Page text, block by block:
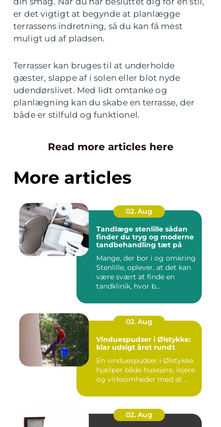
er det vigtigt at begynde at planlægge
terrassens indretning, så du kan få mest
muligt ud af pladsen.
Terrasser kan bruges til at underholde
gæster, slappe af i solen eller blot nyde
udendørslivet. Med lidt omtanke og
planlægning kan du skabe en terrasse, der
både er stilfuld og funktionel.
Read more articles here
More articles
02. Aug
Tandlæge stenlille sådan
finder du tryg og moderne
tandbehandling tæt på
Mange, der bor i og omkring
Stenlille, oplever, at det kan
være svært at finde en
tandklinik, hvor b...
02. Aug
Vinduespudser i Ølstykke:
klar udsigt året rundt
En vinduespudser i Ølstykke
hjælper både husejere, lejere
og virksomheder med at ...
02. Aug